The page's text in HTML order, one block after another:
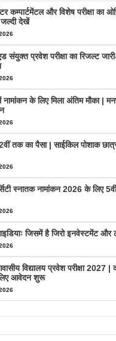
कम्पार्टमेंटल और विशेष परीक्षा का
देखें
संयुक्त प्रवेश परीक्षा का रिजल्ट
नामांकन के लिए मिला अंतिम मौका |
तक का पैसा | साईकिल पोशाक
स्नातक नामांकन 2026 के लिए
जिसमें है जिरो इनवेस्टमेंट और
विद्यालय प्रवेश परीक्षा 2027 |
आवेदन शुरू